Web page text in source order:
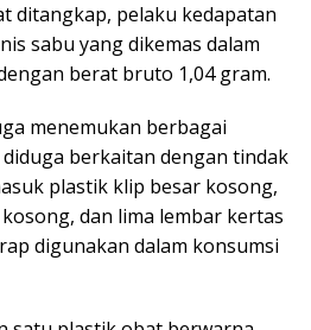
ditangkap, pelaku kedapatan
sabu yang dikemas dalam
berat bruto 1,04 gram.
menemukan berbagai
berkaitan dengan tindak
plastik klip besar kosong,
dan lima lembar kertas
digunakan dalam konsumsi